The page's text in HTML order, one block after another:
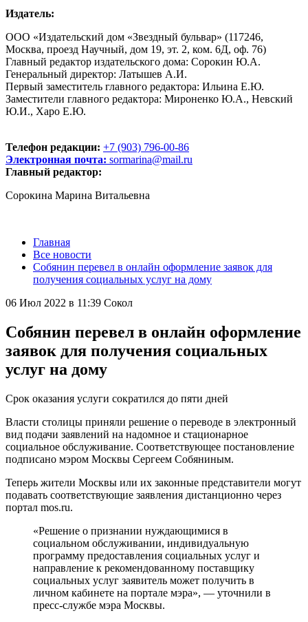
Издатель:
ООО «Издательский дом «Звездный бульвар» (117246,
Москва, проезд Научный, дом 19, эт. 2, ком. 6Д, оф. 76)
Главный редактор издательского дома: Сорокин Ю.А.
Генеральный директор: Латышев А.И.
Первый заместитель главного редактора: Ильина Е.Ю.
Заместители главного редактора: Мироненко Ю.А., Невский
Ю.И., Харо Е.Ю.
Телефон редакции: +7 (903) 796-00-86
Электронная почта: sormarina@mail.ru
Главный редактор:
Сорокина Марина Витальевна
Главная
Все новости
Собянин перевел в онлайн оформление заявок для
получения социальных услуг на дому
06 Июл 2022 в 11:39 Сокол
Собянин перевел в онлайн оформление
заявок для получения социальных
услуг на дому
Срок оказания услуги сократился до пяти дней
Власти столицы приняли решение о переводе в электронный
вид подачи заявлений на надомное и стационарное
социальное обслуживание. Соответствующее постановление
подписано мэром Москвы Сергеем Собяниным.
Теперь жители Москвы или их законные представители могут
подавать соответствующие заявления дистанционно через
портал mos.ru.
«Решение о признании нуждающимися в
социальном обслуживании, индивидуальную
программу предоставления социальных услуг и
направление к рекомендованному поставщику
социальных услуг заявитель может получить в
личном кабинете на портале мэра», — уточнили в
пресс-службе мэра Москвы.